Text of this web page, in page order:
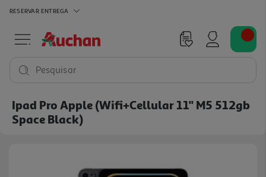
RESERVAR ENTREGA
Pesquisar
Ipad Pro Apple (wifi+cellular 11'' M5 512gb
Space Black)